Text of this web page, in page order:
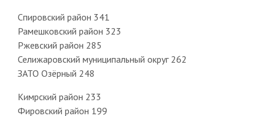
Спировский район 341
Рамешковский район 323
Ржевский район 285
Селижаровский муниципальный округ 262
ЗАТО Озёрный 248
Кимрский район 233
Фировский район 199